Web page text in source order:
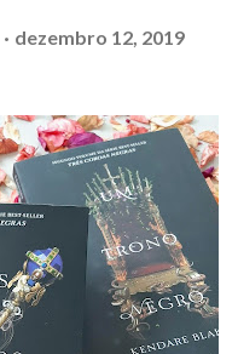
dezembro 12, 2019